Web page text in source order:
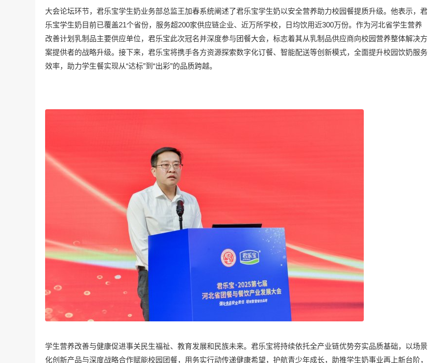
大会论坛环节，君乐宝学生奶业务部总监王加春系统阐述了君乐宝学生奶以安全营养助力校园餐提质升级。他表示，君
乐宝学生奶目前已覆盖21个省份，服务超200家供应链企业、近万所学校，日均饮用近300万份。作为河北省学生营养
改善计划乳制品主要供应单位，君乐宝此次冠名并深度参与团餐大会，标志着其从乳制品供应商向校园营养整体解决方
案提供者的战略升级。接下来，君乐宝将携手各方资源探索数字化订餐、智能配送等创新模式，全面提升校园饮奶服务
效率，助力学生餐实现从“达标”到“出彩”的品质跨越。
学生营养改善与健康促进事关民生福祉、教育发展和民族未来。君乐宝将持续依托全产业链优势夯实品质基础，以场景
化创新产品与深度战略合作赋能校园团餐，用务实行动传递健康希望，护航青少年成长，助推学生奶事业再上新台阶，